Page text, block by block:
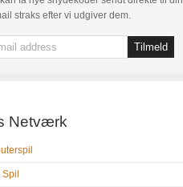
straks efter vi udgiver dem.
Netværk